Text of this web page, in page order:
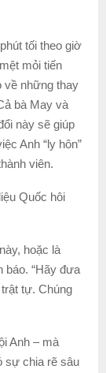
tối theo giờ
mỏi tiến
về những thay
bà May và
này sẽ giúp
Anh “ly hôn”
viên.
Quốc hôi
hoặc là
báo. “Hãy đưa
tự. Chúng
Anh – mà
sự chia rẽ sâu